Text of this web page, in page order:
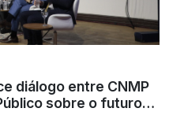
diálogo entre CNMP
sobre o futuro